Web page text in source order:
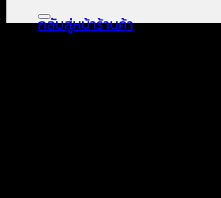
กลับสู่หน้าร้านค้า